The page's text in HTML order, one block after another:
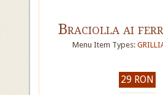
Braciolla ai
Menu Item Types:
29 RON